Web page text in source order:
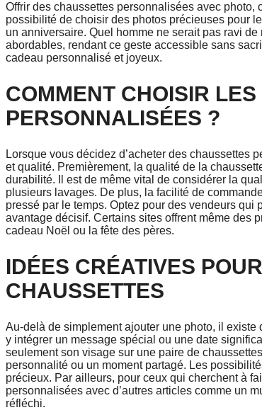
Offrir des chaussettes personnalisées avec photo,
possibilité de choisir des photos précieuses pour
un anniversaire. Quel homme ne serait pas ravi
abordables, rendant ce geste accessible sans
cadeau personnalisé et joyeux.
COMMENT CHOISIR
PERSONNALISÉES ?
Lorsque vous décidez d’acheter des chaussettes
et qualité. Premièrement, la qualité de la
durabilité. Il est de même vital de considérer la
plusieurs lavages. De plus, la facilité de
pressé par le temps. Optez pour des vendeurs
avantage décisif. Certains sites offrent même des
cadeau Noël ou la fête des pères.
IDÉES CRÉATIVES
CHAUSSETTES
Au-delà de simplement ajouter une photo, il
y intégrer un message spécial ou une date
seulement son visage sur une paire de
personnalité ou un moment partagé. Les
précieux. Par ailleurs, pour ceux qui cherchent à
personnalisées avec d’autres articles comme un
réfléchi.